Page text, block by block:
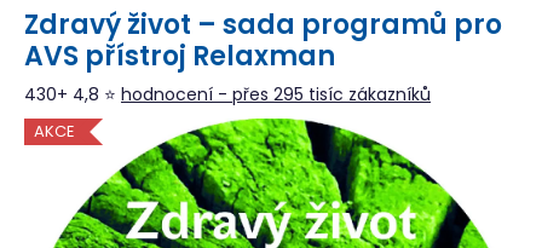
Zdravý život – sada programů pro
AVS přístroj Relaxman
430+ 4,8 ⭐ hodnocení - přes 295 tisíc zákazníků
AKCE
p
o
t
ř